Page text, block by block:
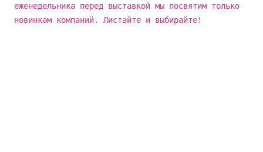
еженедельника перед выставкой мы посвятим только
новинкам компаний. Листайте и выбирайте!